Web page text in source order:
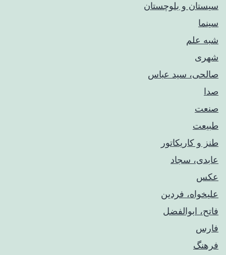
سیستان و بلوچستان
سینما
شبه علم
شهری
صالحی، سید عباس
صدا
صنعت
طبیعت
طنز و کاریکاتور
عابدی، سجاد
عکس
علیخواه، فردین
فاتح، ابوالفضل
فارس
فرهنگ